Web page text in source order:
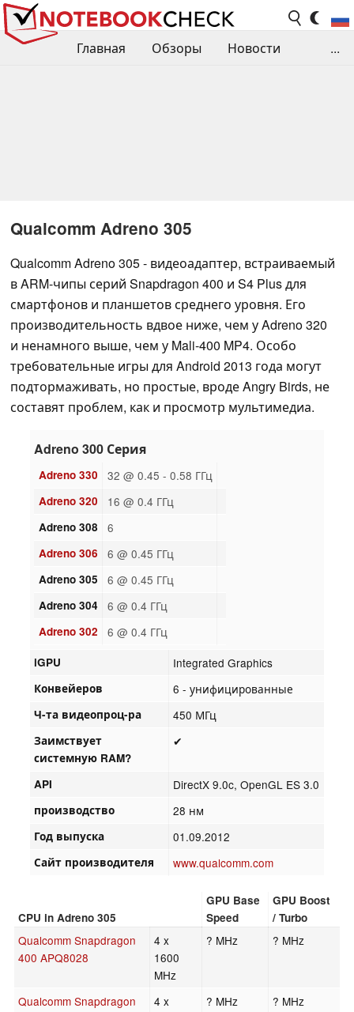
Главная Обзоры
Новости
...
Qualcomm Adreno 305
Qualcomm Adreno 305 - видеоадаптер, встраиваемый
в ARM-чипы серий Snapdragon 400 и S4 Plus для
смартфонов и планшетов среднего уровня. Его
производительность вдвое ниже, чем у Adreno 320
и ненамного выше, чем у Mali-400 MP4. Особо
требовательные игры для Android 2013 года могут
подтормаживать, но простые, вроде Angry Birds, не
составят проблем, как и просмотр мультимедиа.
Adreno 300 Серия
Adreno 330 32 @ 0.45 - 0.58 ГГц
Adreno 320 16 @ 0.4 ГГц
Adreno 308 6
Adreno 306 6 @ 0.45 ГГц
Adreno 305 6 @ 0.45 ГГц
Adreno 304 6 @ 0.4 ГГц
Adreno 302 6 @ 0.4 ГГц
iGPU Integrated Graphics
Конвейеров 6 - унифицированные
Ч-та видеопроц-ра 450 МГц
Заимствует
системную RAM?
✔
API DirectX 9.0c, OpenGL ES 3.0
производство 28 нм
Год выпуска 01.09.2012
Сайт производителя www.qualcomm.com
CPU in Adreno 305
GPU Base
Speed
GPU Boost
/ Turbo
Qualcomm Snapdragon
400 APQ8028
4 x
1600
MHz
? MHz ? MHz
Qualcomm Snapdragon
4 x
? MHz ? MHz